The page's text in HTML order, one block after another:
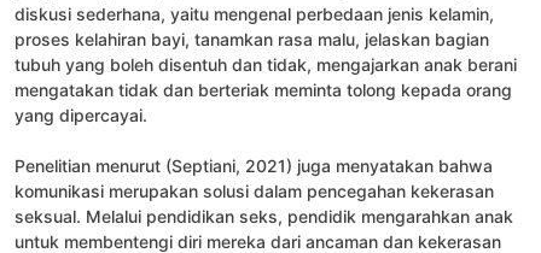
diskusi sederhana, yaitu mengenal perbedaan jenis kelamin,
proses kelahiran bayi, tanamkan rasa malu, jelaskan bagian
tubuh yang boleh disentuh dan tidak, mengajarkan anak berani
mengatakan tidak dan berteriak meminta tolong kepada orang
yang dipercayai.
Penelitian menurut (Septiani, 2021) juga menyatakan bahwa
komunikasi merupakan solusi dalam pencegahan kekerasan
seksual. Melalui pendidikan seks, pendidik mengarahkan anak
untuk membentengi diri mereka dari ancaman dan kekerasan